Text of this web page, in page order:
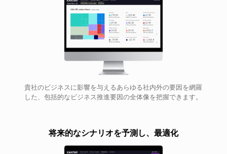
貴社のビジネスに影響を与えるあらゆる社内外の要因を網羅
した、包括的なビジネス推進要因の全体像を把握できます。
将来的なシナリオを予測し、最適化